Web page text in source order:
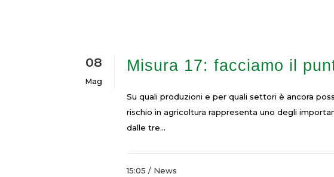
08
Mag
Misura 17: facciamo il
Su quali produzioni e per quali settori è ancora
rischio in agricoltura rappresenta uno degli
dalle tre...
15:05 / News